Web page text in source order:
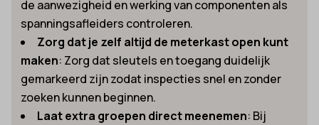
de aanwezigheid en werking van componenten als
spanningsafleiders controleren.
Zorg dat je zelf altijd de meterkast open kunt
maken: Zorg dat sleutels en toegang duidelijk
gemarkeerd zijn zodat inspecties snel en zonder
zoeken kunnen beginnen.
Laat extra groepen direct meenemen: Bij